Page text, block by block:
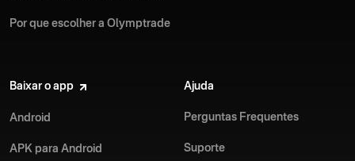
Por que escolher a Olymptrade
Baixar o app
Android
APK para Android
Ajuda
Perguntas Frequentes
Suporte